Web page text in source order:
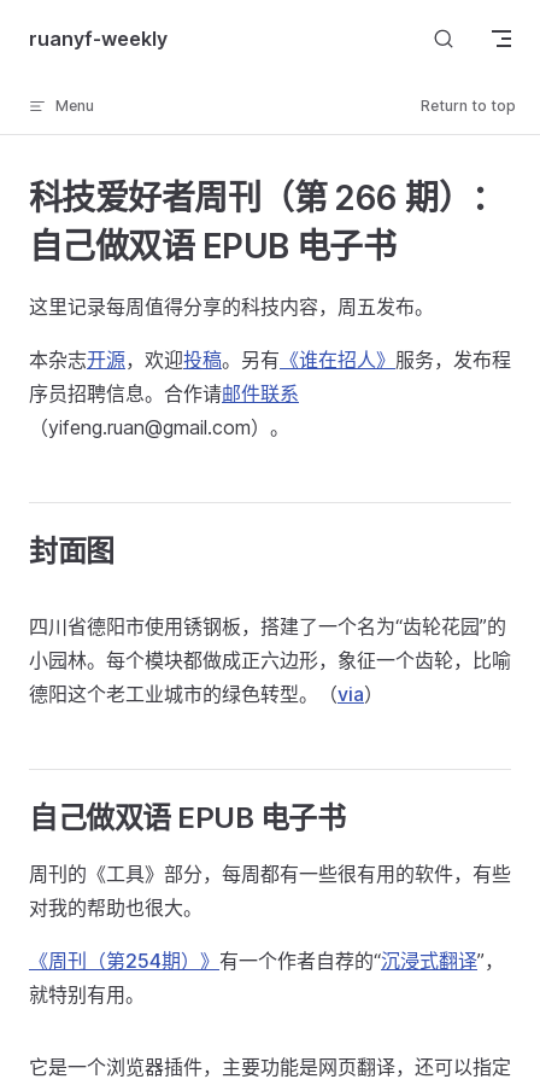
Skip to content
ruanyf-weekly
Menu Return to top
科技爱好者周刊（第 266 期）：
自己做双语 EPUB 电子书
这里记录每周值得分享的科技内容，周五发布。
本杂志开源，欢迎投稿。另有 《谁在招人》 服务，发布程
序员招聘信息。合作请邮件联系
（yifeng.ruan@gmail.com）。
封面图
四川省德阳市使用锈钢板，搭建了一个名为“齿轮花园”的
小园林。每个模块都做成正六边形，象征一个齿轮，比喻
德阳这个老工业城市的绿色转型。（via）
自己做双语 EPUB 电子书
周刊的《工具》部分，每周都有一些很有用的软件，有些
对我的帮助也很大。
《周刊（第254期）》 有一个作者自荐的“沉浸式翻译”，
就特别有用。
它是一个浏览器插件，主要功能是网页翻译，还可以指定